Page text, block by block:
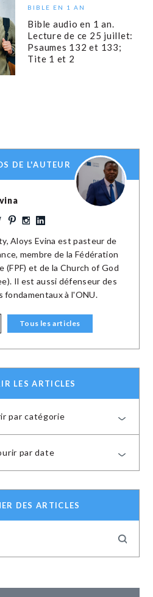
BIBLE EN 1 AN
Bible audio en 1 an.
Lecture de ce 25 juillet:
Psaumes 132 et 133;
Tite 1 et 2
DE L'AUTEUR
Aloys Evina est pasteur de
membre de la Fédération
(FPF) et de la Church of God
Il est aussi défenseur des
à l'ONU.
Tous les articles
LES ARTICLES
par catégorie
par date
DES ARTICLES